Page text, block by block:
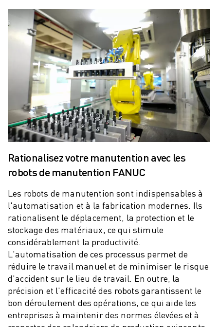
ROBODRILL KIT PÉDAGOGIQUE
MACHINES DE MOULAGE PAR INJECTION ÉLECTRIQUES
RECHERCHE DE ROBOSHOT
ROBOSHOT MACHINES DE MOULAGE PAR INJECTION ÉLECTRIQUES
ROBOSHOT MATÉRIEL
LOGICIEL ROBOSHOT
DURABILITÉ DU ROBOSHOT
ROBOSHOT ENSEMBLE DE ROBOTS
ROBOSHOT MAINTENANCE PRÉVENTIVE
COÛT TOTAL D'UNE ROBOSHOT
MACHINES D'ÉLECTROÉROSION PAR FIL
ROBOCUT MATÉRIEL
LOGICIEL ROBOCUT
DURABILITÉ DU ROBOCUT
SOLUTIONS IIOT
SOLUTIONS POUR L'USINE INTELLIGENTE
DES SOLUTIONS D'USINE INTELLIGENTE POUR AMÉLIORER
ENREGISTREMENT DU PRODUIT "
TÉMOIGNAGES
SOLUTIONS
INDUSTRIES
TOUTES LES INDUSTRIES
AÉROSPATIALE
AUTOMOBILE
Rationalisez votre manutention avec les
robots de manutention FANUC
Les robots de manutention sont indispensables à
l'automatisation et à la fabrication modernes. Ils
rationalisent le déplacement, la protection et le
stockage des matériaux, ce qui stimule
considérablement la productivité.
L'automatisation de ces processus permet de
réduire le travail manuel et de minimiser le risque
d'accident sur le lieu de travail. En outre, la
précision et l'efficacité des robots garantissent le
bon déroulement des opérations, ce qui aide les
entreprises à maintenir des normes élevées et à